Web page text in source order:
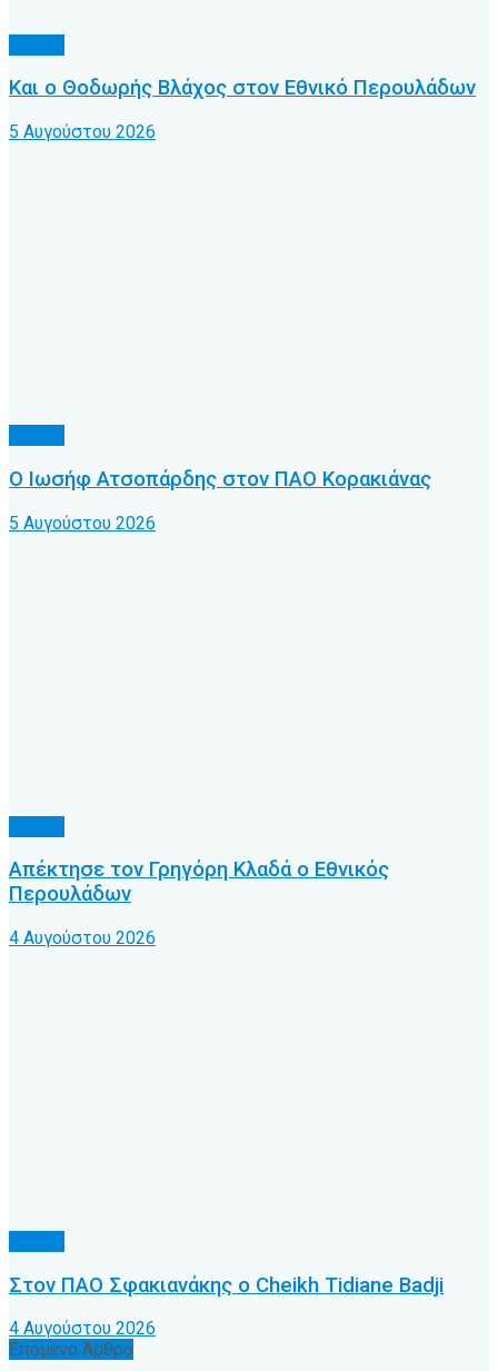
Και ο Θοδωρής Βλάχος στον Εθνικό Περουλάδων
5 Αυγούστου 2026
Ο Ιωσήφ Ατσοπάρδης στον ΠΑΟ Κορακιάνας
5 Αυγούστου 2026
Απέκτησε τον Γρηγόρη Κλαδά ο Εθνικός
Περουλάδων
4 Αυγούστου 2026
Στον ΠΑΟ Σφακιανάκης ο Cheikh Tidiane Badji
4 Αυγούστου 2026
Επόμενο Άρθρο